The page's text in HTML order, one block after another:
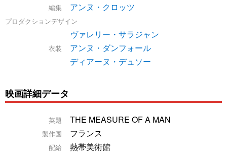
編集 アンヌ・クロッツ
プロダクションデザイン
ヴァレリー・サラジャン
衣装
アンヌ・ダンフォール
ディアーヌ・デュソー
映画詳細データ
英題 THE MEASURE OF A MAN
製作国 フランス
配給 熱帯美術館